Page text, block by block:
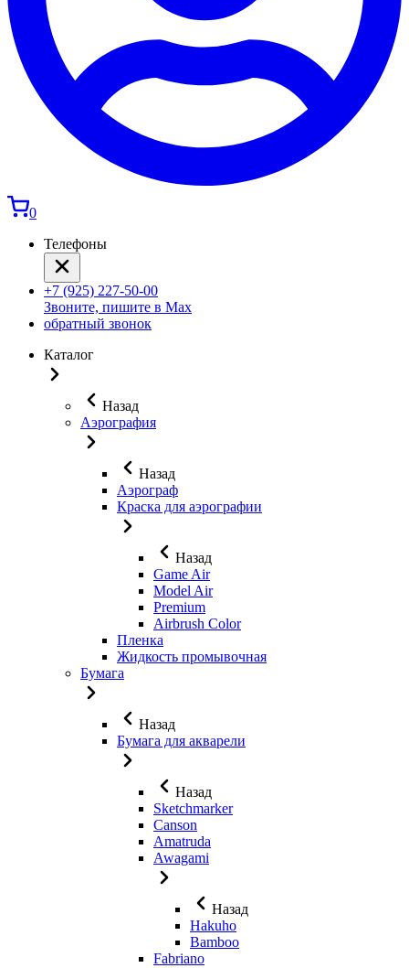
0
Телефоны
+7 (925) 227-50-00
Звоните, пишите в Max
обратный звонок
Каталог
Назад
Аэрография
Назад
Аэрограф
Краска для аэрографии
Назад
Game Air
Model Air
Premium
Airbrush Color
Пленка
Жидкость промывочная
Бумага
Назад
Бумага для акварели
Назад
Sketchmarker
Canson
Amatruda
Awagami
Назад
Hakuho
Bamboo
Fabriano